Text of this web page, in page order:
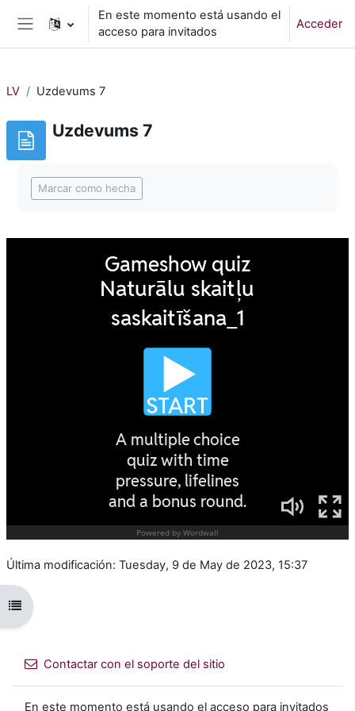
Salta al contenido principal
Panel lateral
En este momento está usando el
acceso para invitados
Acceder
Abrir índice del curso
LV Uzdevums 7
Uzdevums 7
Marcar como hecha
Última modificación: Tuesday, 9 de May de 2023, 15:37
Contactar con el soporte del sitio
En este momento está usando el acceso para invitados